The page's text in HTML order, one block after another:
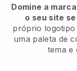
Domine a
o seu site
próprio logotipo
uma paleta de
tema e